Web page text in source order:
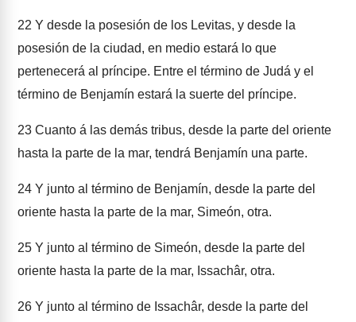
22 Y desde la posesión de los Levitas, y desde la
posesión de la ciudad, en medio estará lo que
pertenecerá al príncipe. Entre el término de Judá y el
término de Benjamín estará la suerte del príncipe.
23 Cuanto á las demás tribus, desde la parte del oriente
hasta la parte de la mar, tendrá Benjamín una parte.
24 Y junto al término de Benjamín, desde la parte del
oriente hasta la parte de la mar, Simeón, otra.
25 Y junto al término de Simeón, desde la parte del
oriente hasta la parte de la mar, Issachâr, otra.
26 Y junto al término de Issachâr, desde la parte del